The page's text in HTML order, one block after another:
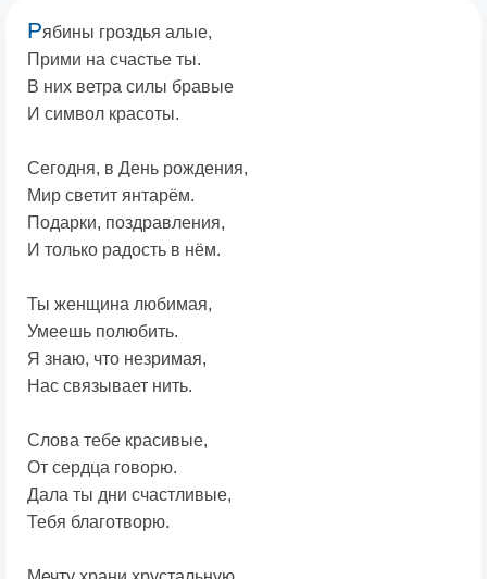
Рябины гроздья алые,
Прими на счастье ты.
В них ветра силы бравые
И символ красоты.
Сегодня, в День рождения,
Мир светит янтарём.
Подарки, поздравления,
И только радость в нём.
Ты женщина любимая,
Умеешь полюбить.
Я знаю, что незримая,
Нас связывает нить.
Слова тебе красивые,
От сердца говорю.
Дала ты дни счастливые,
Тебя благотворю.